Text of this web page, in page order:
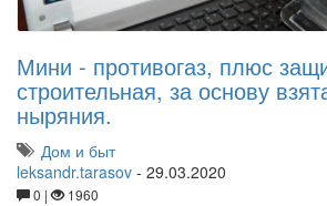
Мини - противогаз, плюс
строительная, за основу
ныряния.
Дом и быт
leksandr.tarasov - 29.03.2020
0 | 1960